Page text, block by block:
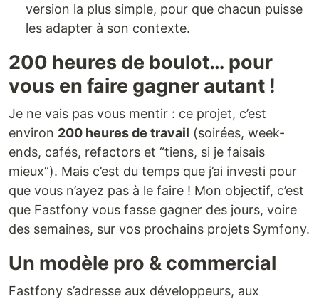
version la plus simple, pour que chacun puisse
les adapter à son contexte.
200 heures de boulot… pour
vous en faire gagner autant !
Je ne vais pas vous mentir : ce projet, c’est
environ 200 heures de travail (soirées, week-
ends, cafés, refactors et “tiens, si je faisais
mieux”). Mais c’est du temps que j’ai investi pour
que vous n’ayez pas à le faire ! Mon objectif, c’est
que Fastfony vous fasse gagner des jours, voire
des semaines, sur vos prochains projets Symfony.
Un modèle pro & commercial
Fastfony s’adresse aux développeurs, aux